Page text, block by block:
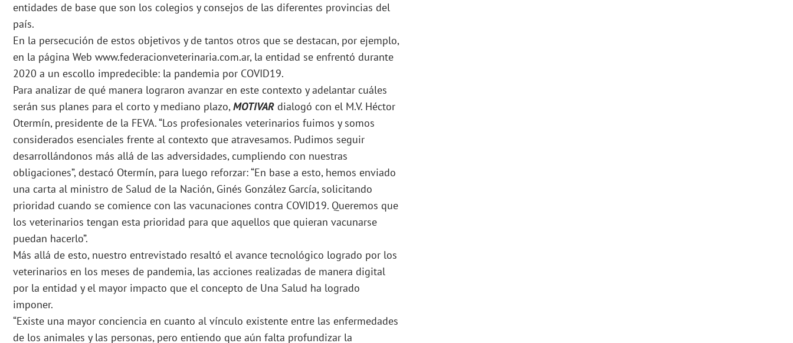
entidades de base que son los colegios y consejos de las diferentes provincias del
país.
En la persecución de estos objetivos y de tantos otros que se destacan, por ejemplo,
en la página Web www.federacionveterinaria.com.ar, la entidad se enfrentó durante
2020 a un escollo impredecible: la pandemia por COVID19.
Para analizar de qué manera lograron avanzar en este contexto y adelantar cuáles
serán sus planes para el corto y mediano plazo,MOTIVAR dialogó con el M.V. Héctor
Otermín, presidente de la FEVA. “Los profesionales veterinarios fuimos y somos
considerados esenciales frente al contexto que atravesamos. Pudimos seguir
desarrollándonos más allá de las adversidades, cumpliendo con nuestras
obligaciones”, destacó Otermín, para luego reforzar: “En base a esto, hemos enviado
una carta al ministro de Salud de la Nación, Ginés González García, solicitando
prioridad cuando se comience con las vacunaciones contra COVID19. Queremos que
los veterinarios tengan esta prioridad para que aquellos que quieran vacunarse
puedan hacerlo”.
Más allá de esto, nuestro entrevistado resaltó el avance tecnológico logrado por los
veterinarios en los meses de pandemia, las acciones realizadas de manera digital
por la entidad y el mayor impacto que el concepto de Una Salud ha logrado
imponer.
“Existe una mayor conciencia en cuanto al vínculo existente entre las enfermedades
de los animales y las personas, pero entiendo que aún falta profundizar la